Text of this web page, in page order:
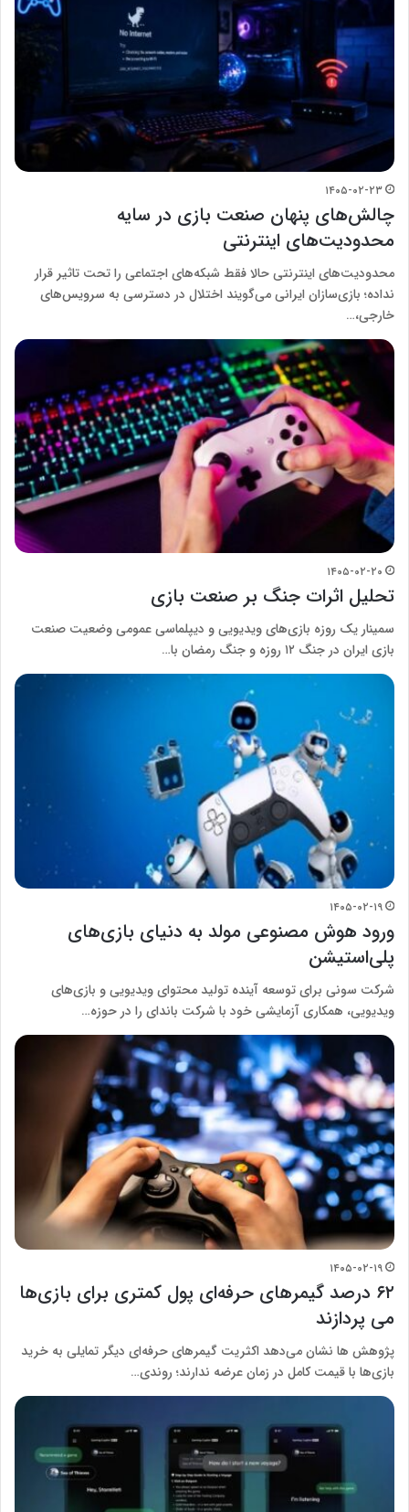
۱۴۰۵-۰۲-۲۳
چالش‌های پنهان صنعت بازی در سایه
محدودیت‌های اینترنتی
محدودیت‌های اینترنتی حالا فقط شبکه‌های اجتماعی را تحت تاثیر قرار
نداده؛ بازی‌سازان ایرانی می‌گویند اختلال در دسترسی به سرویس‌های
خارجی،…
۱۴۰۵-۰۲-۲۰
تحلیل اثرات جنگ بر صنعت بازی
سمینار یک روزه بازی‌های ویدیویی و دیپلماسی عمومی وضعیت صنعت
بازی ایران در جنگ ۱۲ روزه و جنگ رمضان با…
۱۴۰۵-۰۲-۱۹
ورود هوش مصنوعی مولد به دنیای بازی‌های
پلی‌استیشن
شرکت سونی برای توسعه آینده تولید محتوای ویدیویی و بازی‌های
ویدیویی، همکاری آزمایشی خود با شرکت باندای را در حوزه…
۱۴۰۵-۰۲-۱۹
۶۲ درصد گیمر‌های حرفه‌ای پول کمتری برای بازی‌ها
می پردازند
پژوهش ‌ها نشان می‌دهد اکثریت گیمر‌های حرفه‌ای دیگر تمایلی به خرید
بازی‌ها با قیمت کامل در زمان عرضه ندارند؛ روندی…